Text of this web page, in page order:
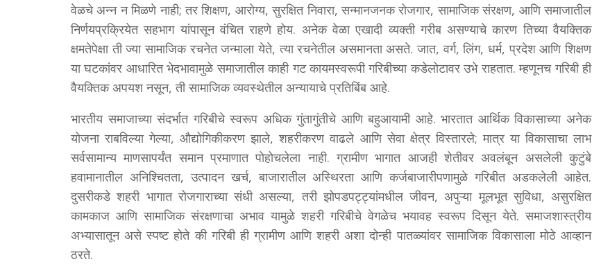
वेळचे अन्न न मिळणे नाही; तर शिक्षण, आरोग्य, सुरक्षित निवारा, सन्मानजनक रोजगार, सामाजिक संरक्षण, आणि समाजातील
निर्णयप्रक्रियेत सहभाग यांपासून वंचित राहणे होय. अनेक वेळा एखादी व्यक्ती गरीब असण्याचे कारण तिच्या वैयक्तिक
क्षमतेपेक्षा ती ज्या सामाजिक रचनेत जन्माला येते, त्या रचनेतील असमानता असते. जात, वर्ग, लिंग, धर्म, प्रदेश आणि शिक्षण
या घटकांवर आधारित भेदभावामुळे समाजातील काही गट कायमस्वरूपी गरिबीच्या कडेलोटावर उभे राहतात. म्हणूनच गरिबी ही
वैयक्तिक अपयश नसून, ती सामाजिक व्यवस्थेतील अन्यायाचे प्रतिबिंब आहे.
भारतीय समाजाच्या संदर्भात गरिबीचे स्वरूप अधिक गुंतागुंतीचे आणि बहुआयामी आहे. भारतात आर्थिक विकासाच्या अनेक
योजना राबविल्या गेल्या, औद्योगिकीकरण झाले, शहरीकरण वाढले आणि सेवा क्षेत्र विस्तारले; मात्र या विकासाचा लाभ
सर्वसामान्य माणसापर्यंत समान प्रमाणात पोहोचलेला नाही. ग्रामीण भागात आजही शेतीवर अवलंबून असलेली कुटुंबे
हवामानातील अनिश्चितता, उत्पादन खर्च, बाजारातील अस्थिरता आणि कर्जबाजारीपणामुळे गरिबीत अडकलेली आहेत.
दुसरीकडे शहरी भागात रोजगाराच्या संधी असल्या, तरी झोपडपट्ट्यांमधील जीवन, अपुऱ्या मूलभूत सुविधा, असुरक्षित
कामकाज आणि सामाजिक संरक्षणाचा अभाव यामुळे शहरी गरिबीचे वेगळेच भयावह स्वरूप दिसून येते. समाजशास्त्रीय
अभ्यासातून असे स्पष्ट होते की गरिबी ही ग्रामीण आणि शहरी अशा दोन्ही पातळ्यांवर सामाजिक विकासाला मोठे आव्हान
ठरते.